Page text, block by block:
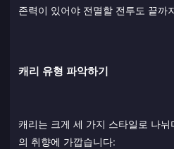
존력이 있어야 전멸할 전투도 끝까
캐리 유형 파악하기
캐리는 크게 세 가지 스타일로 나
의 취향에 가깝습니다: